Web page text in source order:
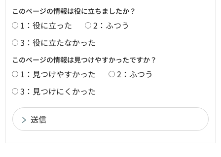
このページの情報は役に立ちましたか？
1：役に立った
2：ふつう
3：役に立たなかった
このページの情報は見つけやすかったですか？
1：見つけやすかった
2：ふつう
3：見つけにくかった